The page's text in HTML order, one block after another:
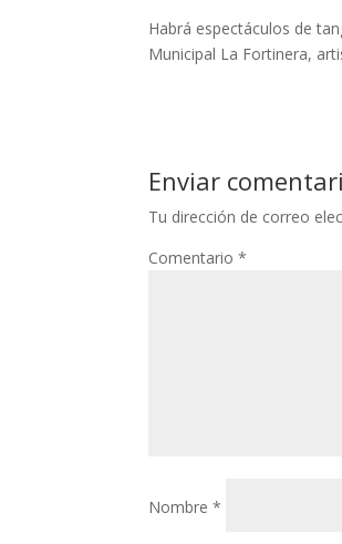
Habrá espectáculos de
Municipal La Fortinera,
Enviar
Tu dirección de correo
Comentario*
Nombre*